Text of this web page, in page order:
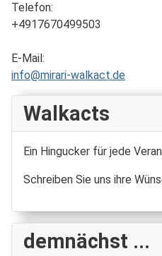
Telefon:
+4917670499503
E-Mail:
info@mirari-walkact.de
Walkacts
Ein Hingucker für jede
Schreiben Sie uns ihre
demnächst ...